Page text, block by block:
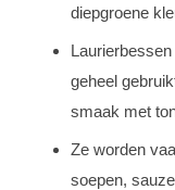
diepgroene
geheel
smaak met
Ze worden
soepen,